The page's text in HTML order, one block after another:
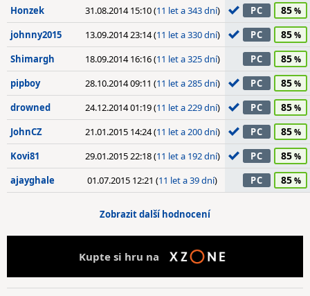
Honzek 31.08.2014 15:10 (11 let a 343 dní) PC 85
johnny2015 13.09.2014 23:14 (11 let a 330 dní) PC 85
Shimargh 18.09.2014 16:16 (11 let a 325 dní) PC 85
pipboy 28.10.2014 09:11 (11 let a 285 dní) PC 85
drowned 24.12.2014 01:19 (11 let a 229 dní) PC 85
JohnCZ 21.01.2015 14:24 (11 let a 200 dní) PC 85
Kovi81 29.01.2015 22:18 (11 let a 192 dní) PC 85
ajayghale 01.07.2015 12:21 (11 let a 39 dní) PC 85
Zobrazit další hodnocení
Kupte si hru na